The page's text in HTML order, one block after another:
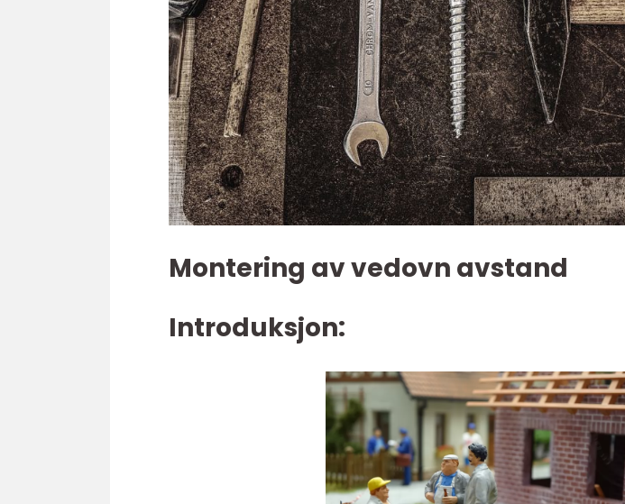
Montering av vedovn avstand
Introduksjon: